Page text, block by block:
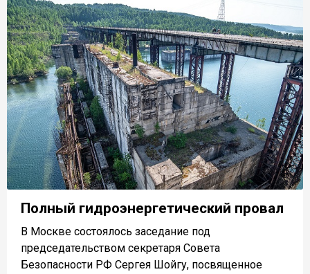
Полный гидроэнергетический провал
В Москве состоялось заседание под
председательством секретаря Совета
Безопасности РФ Сергея Шойгу, посвященное